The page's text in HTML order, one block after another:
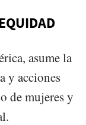
asume la
y acciones
de mujeres y